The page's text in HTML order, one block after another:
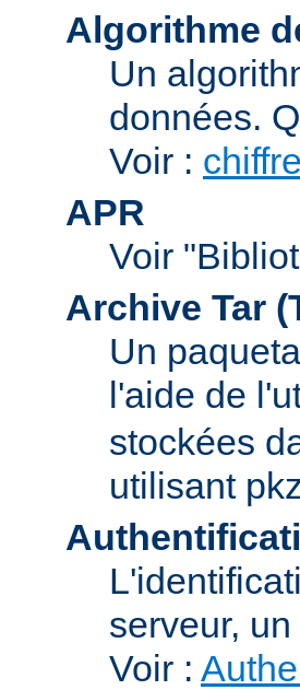
Algorithme
Un
données.
Voir :
APR
Voir
Archive Tar
Un
l'aide de
stockées
utilisant
serveur,
Voir :